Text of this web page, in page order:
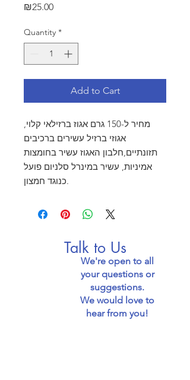
₪25.00Price
Quantity *
Add to Cart
מחיר ל-150 גרם אגוז ברזילאי קלוי,
אגוזי ברזיל עשירים ברכיבים
תזונתיים,חלבון האגוז עשיר בחומצות
אמיניות, עשיר במינרל סלניום פועל
כנוגד חמצון.
We're open to all
your questions or
suggestions.
We would love to
hear from you!
Talk to Us